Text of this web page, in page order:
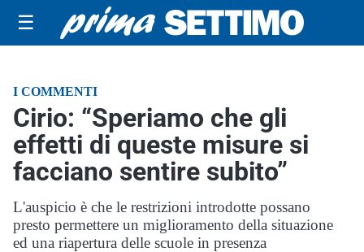
☰
I COMMENTI
Cirio: “Speriamo che gli
effetti di queste misure si
facciano sentire subito”
L'auspicio è che le restrizioni introdotte possano
presto permettere un miglioramento della situazione
ed una riapertura delle scuole in presenza